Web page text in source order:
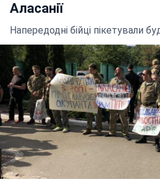
Аласанії
Напередодні бійці пікетували